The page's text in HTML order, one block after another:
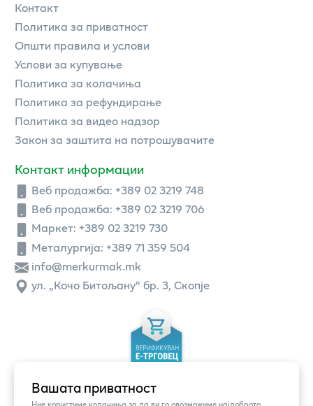
Вашата приватност
Контакт
Политика за приватност
Општи правила и услови
Услови за купување
Политика за колачиња
Политика за рефундирање
Политика за видео надзор
Закон за заштита на потрошувачите
Контакт информации
Веб продажба: +389 02 3219 748
Веб продажба: +389 02 3219 706
Маркет: +389 02 3219 730
Металургија: +389 71 359 504
info@merkurmak.mk
ул. „Кочо Битољану“ бр. 3, Скопје